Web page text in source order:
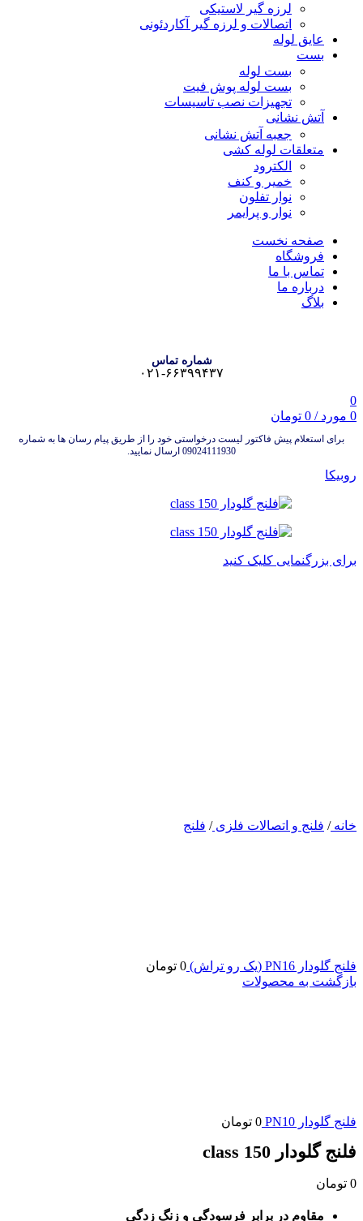
لرزه گیر لاستیکی
اتصالات و لرزه گیر آکاردئونی
عایق لوله
بست
بست لوله
بست لوله پوش فیت
تجهیزات نصب تاسیسات
آتش نشانی
جعبه آتش نشانی
متعلقات لوله کشی
الکترود
خمیر و کنف
نوار تفلون
نوار و پرایمر
صفحه نخست
فروشگاه
تماس با ما
درباره ما
بلاگ
شماره تماس
۰۲۱-۶۶۳۹۹۴۳۷
0
0 مورد /
0 تومان
برای استعلام پیش فاکتور لیست درخواستی خود را از طریق پیام رسان ها به شماره
09024111930 ارسال نمایید.
روبیکا
برای بزرگنمایی کلیک کنید
خانه/ فلنج و اتصالات فلزی/ فلنج
فلنج گلودار PN16 (یک رو تراش) 0 تومان
بازگشت به محصولات
فلنج گلودار PN10 0 تومان
فلنج گلودار class 150
0 تومان
مقاوم در برابر فرسودگی و زنگ زدگی